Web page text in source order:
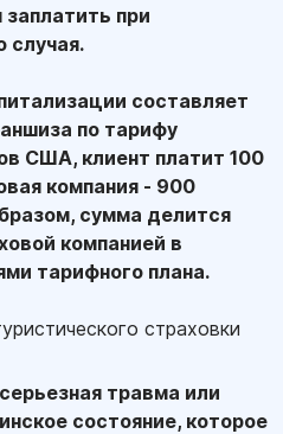
при
случая.
составляет
по тарифу
США, клиент платит 100
компания - 900
сумма делится
компанией в
тарифного плана.
страховки
травма или
состояние, которое